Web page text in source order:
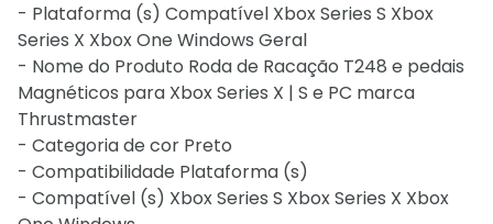
- Plataforma (s) Compatível Xbox Series S Xbox
Series X Xbox One Windows Geral
- Nome do Produto Roda de Racação T248 e pedais
Magnéticos para Xbox Series X | S e PC marca
Thrustmaster
- Categoria de cor Preto
- Compatibilidade Plataforma (s)
- Compatível (s) Xbox Series S Xbox Series X Xbox